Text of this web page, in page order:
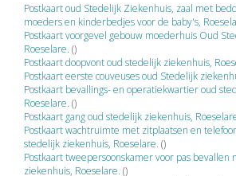
Postkaart oud Stedelijk Ziekenhuis, zaal met
moeders en kinderbedjes voor de baby's,
Postkaart voorgevel gebouw moederhuis Oud
Roeselare. ()
Postkaart doopvont oud stedelijk ziekenhuis,
Postkaart eerste couveuses oud Stedelijk
Postkaart bevallings- en operatiekwartier oud
Roeselare. ()
Postkaart gang oud stedelijk ziekenhuis,
Postkaart wachtruimte met zitplaatsen en
stedelijk ziekenhuis, Roeselare. ()
Postkaart tweepersoonskamer voor pas bevallen
ziekenhuis, Roeselare. ()